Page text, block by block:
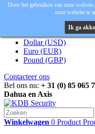
Dollar (USD)
Euro (EUR)
Pound (GBP)
Contacteer ons
Bel ons nu: + 31 (0) 85 065
Dahua en Axis
Winkelwagen 0 Product
Door het gebruiken van onze
onze website te
Ik ga